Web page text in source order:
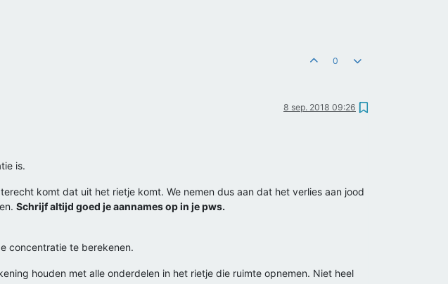
0
8 sep. 2018 09:26
is.
komt dat uit het rietje komt. We nemen dus aan dat het verlies aan jood
Schrijf altijd goed je aannames op in je pws.
concentratie te berekenen.
houden met alle onderdelen in het rietje die ruimte opnemen. Niet heel